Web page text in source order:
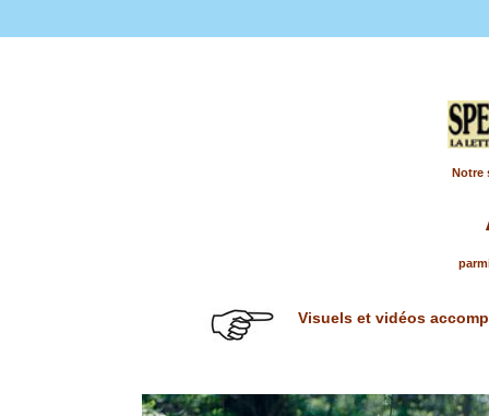
Notre
Visuels et vidéos